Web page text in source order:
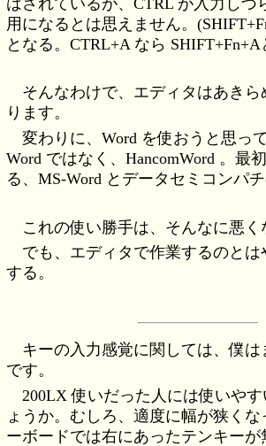
用になるとは思えません。
となる。CTRL+A なら
そんなわけで、エディタはあき
ります。
変わりに、Word を使おうと思っ
Word ではなく、HancomWord 。最
る、MS-Word とデータセミコンパ
これの使い勝手は、そんなに悪
でも、エディタで作業するのとは
する。
キーの入力感覚に関しては、僕は
です。
200LX 使いだった人には使いや
ょうか。むしろ、適度に幅が狭くな
ーボードでは右にあったテンキー